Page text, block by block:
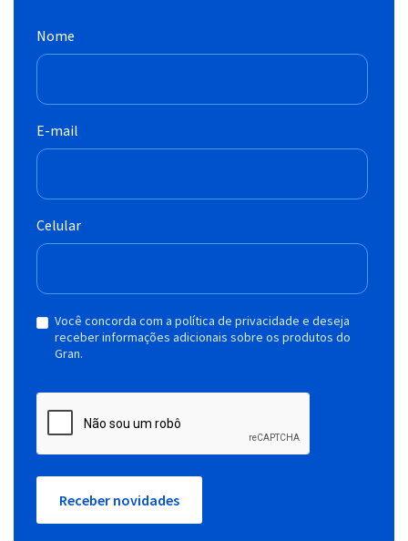
Nome
E-mail
Celular
Você concorda com a política de privacidade e deseja
receber informações adicionais sobre os produtos do
Gran.
Receber novidades